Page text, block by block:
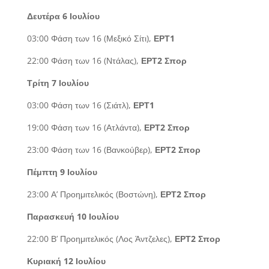
Δευτέρα 6 Ιουλίου
03:00 Φάση των 16 (Μεξικό Σίτι), ΕΡΤ1
22:00 Φάση των 16 (Ντάλας), ΕΡΤ2 Σπορ
Τρίτη 7 Ιουλίου
03:00 Φάση των 16 (Σιάτλ), ΕΡΤ1
19:00 Φάση των 16 (Ατλάντα), ΕΡΤ2 Σπορ
23:00 Φάση των 16 (Βανκούβερ), ΕΡΤ2 Σπορ
Πέμπτη 9 Ιουλίου
23:00 Α’ Προημιτελικός (Βοστώνη), ΕΡΤ2 Σπορ
Παρασκευή 10 Ιουλίου
22:00 Β’ Προημιτελικός (Λος Άντζελες), ΕΡΤ2 Σπορ
Κυριακή 12 Ιουλίου